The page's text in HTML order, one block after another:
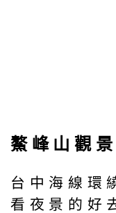
鰲峰山觀
台中海線環
看夜景的好